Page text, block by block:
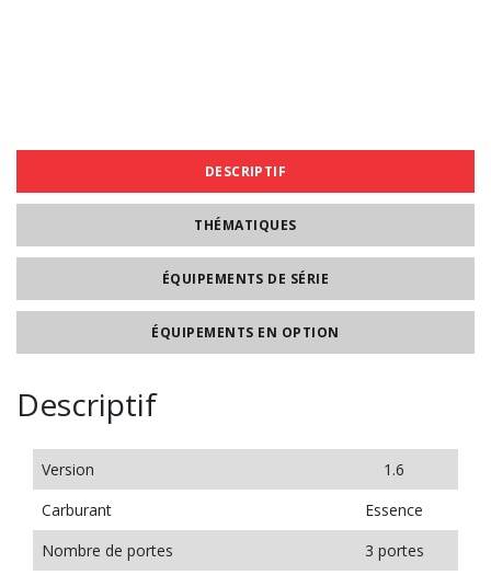
DESCRIPTIF
THÉMATIQUES
ÉQUIPEMENTS DE SÉRIE
ÉQUIPEMENTS EN OPTION
Descriptif
Version
1.6
Carburant
Essence
Nombre de portes
3 portes